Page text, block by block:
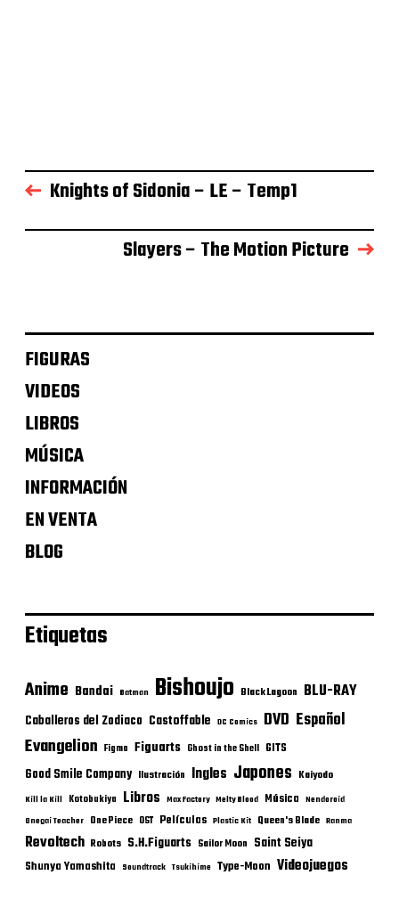
Knights of Sidonia – LE – Temp1
Slayers – The Motion Picture
FIGURAS
VIDEOS
LIBROS
MÚSICA
INFORMACIÓN
EN VENTA
BLOG
Etiquetas
Anime Bandai Batman Bishoujo Black Lagoon BLU-RAY
Caballeros del Zodiaco Castoffable DC Comics DVD Español
Evangelion Figma Figuarts Ghost in the Shell GITS
Good Smile Company Ilustración Ingles Japones Kaiyodo
Kill la Kill Kotobukiya Libros Max Factory Melty Blood Música Nendoroid
Onegai Teacher One Piece OST Películas Plastic Kit Queen's Blade Ranma
Revoltech Robots S.H.Figuarts Sailor Moon Saint Seiya
Shunya Yamashita Soundtrack Tsukihime Type-Moon Videojuegos